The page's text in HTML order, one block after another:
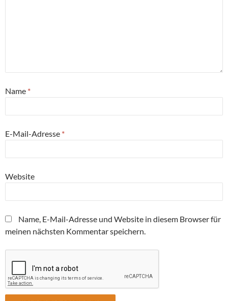
Name *
E-Mail-Adresse *
Website
Name, E-Mail-Adresse und Website in diesem Browser für
meinen nächsten Kommentar speichern.